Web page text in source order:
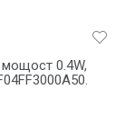
0.4W,